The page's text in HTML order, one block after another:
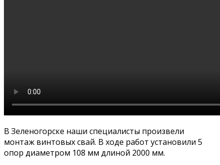
В Зеленогорске наши специалисты произвели
монтаж винтовых свай. В ходе работ установили 5
опор диаметром 108 мм длиной 2000 мм.